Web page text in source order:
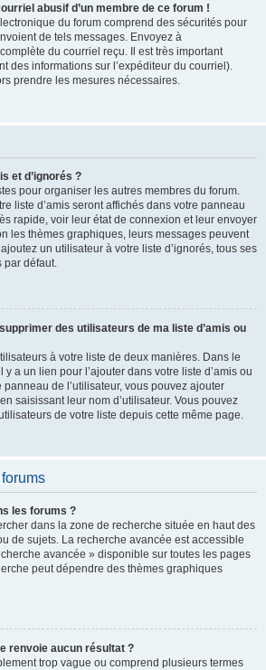
abusif d’un membre de ce forum !
du forum comprend des sécurités pour
de tels messages. Envoyez à
du courriel reçu. Il est très important
des informations sur l’expéditeur du courriel).
prendre les mesures nécessaires.
et d’ignorés ?
pour organiser les autres membres du forum.
liste d’amis seront affichés dans votre panneau
rapide, voir leur état de connexion et leur envoyer
les thèmes graphiques, leurs messages peuvent
un utilisateur à votre liste d’ignorés, tous ses
par défaut.
des utilisateurs de ma liste d’amis ou
à votre liste de deux manières. Dans le
a un lien pour l’ajouter dans votre liste d’amis ou
panneau de l’utilisateur, vous pouvez ajouter
saisissant leur nom d’utilisateur. Vous pouvez
de votre liste depuis cette même page.
les forums ?
dans la zone de recherche située en haut des
de sujets. La recherche avancée est accessible
avancée » disponible sur toutes les pages
peut dépendre des thèmes graphiques
renvoie aucun résultat ?
trop vague ou comprend plusieurs termes